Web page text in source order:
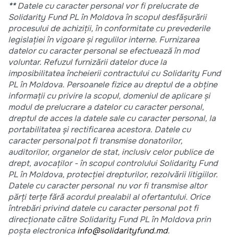
**Datele cu caracter personal vor fi prelucrate de
Solidarity Fund PL în Moldova în scopul desfășurării
procesului de achiziții, în conformitate cu prevederile
legislației în vigoare și regulilor interne. Furnizarea
datelor cu caracter personal se efectuează în mod
voluntar. Refuzul furnizării datelor duce la
imposibilitatea încheierii contractului cuSolidarity Fund
PL în Moldova. Persoanele fizice au dreptul de a obține
informații cu privire la scopul, domeniul de aplicare și
modul de prelucrare a datelor cu caracter personal,
dreptul de acces la datele sale cu caracter personal, la
portabilitatea și rectificarea acestora. Datele cu
caracter personal pot fi transmise donatorilor,
auditorilor, organelor de stat, inclusiv celor publice de
drept, avocaților - în scopul controlului Solidarity Fund
PL în Moldova, protecției drepturilor, rezolvării litigiilor.
Datele cu caracter personal nu vor fi transmise altor
părți terțe fără acordul prealabil al ofertantului. Orice
întrebări privind datele cu caracter personal pot fi
direcționate către Solidarity Fund PL în Moldova prin
poșta electronicainfo@solidarityfund.md.